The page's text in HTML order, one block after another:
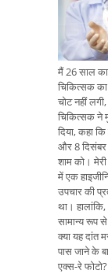
मैं 26 साल
चिकित्सक का
चोट नहीं
चिकित्सक ने
दिया, कहा
और 8 दिसंबर
शाम को।
में एक
उपचार की
था।
सामान्य रूप
क्या यह दांत
पास जाने के
एक्स-रे फोटो?